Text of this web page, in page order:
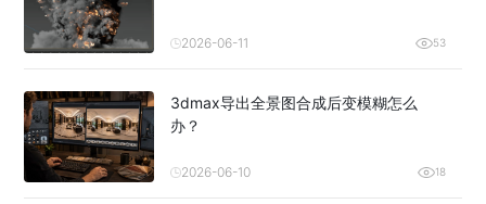
2026-06-11 53
3dmax导出全景图合成后变模糊怎么
办？
2026-06-10 18